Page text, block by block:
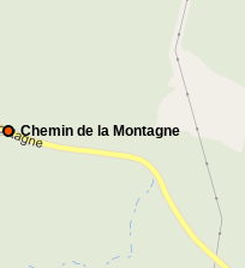
Chemin de la Montagne